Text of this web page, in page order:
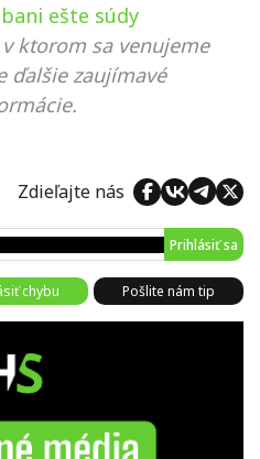
ešte súdy
ktorom sa venujeme
ďalšie zaujímavé
Zdieľajte nás
Prihlásiť sa
chybu Pošlite nám tip